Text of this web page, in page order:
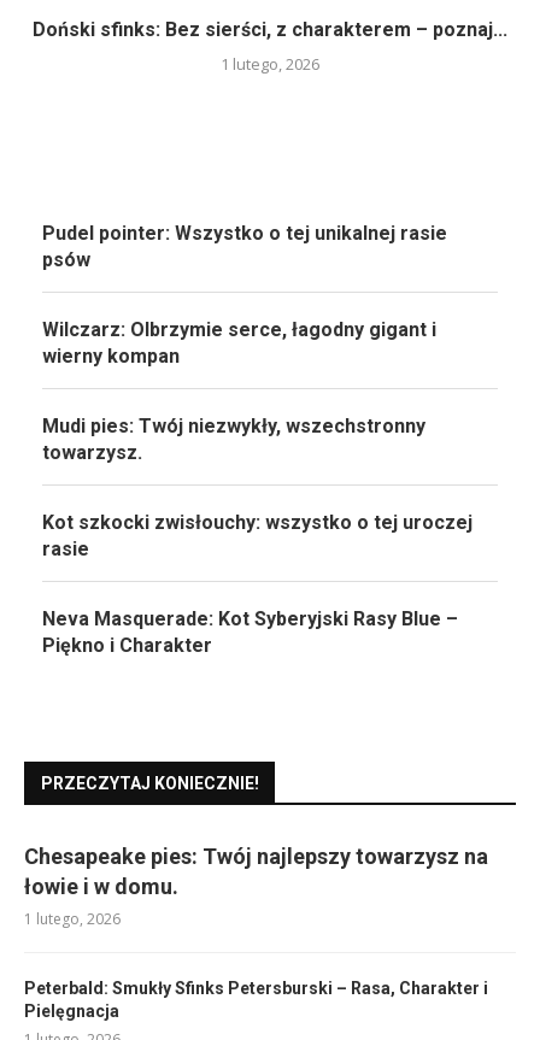
Doński sfinks: Bez sierści, z charakterem – poznaj...
1 lutego, 2026
Pudel pointer: Wszystko o tej unikalnej rasie
psów
Wilczarz: Olbrzymie serce, łagodny gigant i
wierny kompan
Mudi pies: Twój niezwykły, wszechstronny
towarzysz.
Kot szkocki zwisłouchy: wszystko o tej uroczej
rasie
Neva Masquerade: Kot Syberyjski Rasy Blue –
Piękno i Charakter
PRZECZYTAJ KONIECZNIE!
Chesapeake pies: Twój najlepszy towarzysz na
łowie i w domu.
1 lutego, 2026
Peterbald: Smukły Sfinks Petersburski – Rasa, Charakter i
Pielęgnacja